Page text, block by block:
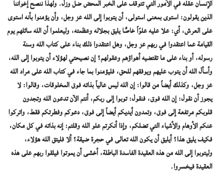
الإنسان عقله في الأمور التي تتوقف على الخبر المحض ضل وزل. ولهذا ننصح إخواننا
الذين يقولون: استوى بمعنى استولى، أن يتوبوا إلى الله عز وجل، وأن يؤمنوا بأنه استوى
على العرش، أي: علا عليه علوّاً خاصًّا يليق بجلاله وعظمته، وليعلموا أن الله سائلهم يوم
القيامة عما اعتقدوا في ربهم عز وجل، وهل اعتقدوا ذلك بناء على كتاب الله وسنة
رسوله، أو بناء على ما تقتضيه أهواؤهم وعقولهم؟ إن نصيحتي لهؤلاء أن يتوبوا إلى الله،
وأسأل الله أن يتوب عليهم ويوفقهم للحق، فليؤمنوا بما جاء في كتاب الله على مراد الله
عز وجل، وكذلك أيضاً من قالوا: إن الله ليس عالياً بذاته فوق المخلوقات، وقالوا: لا
يجوز أن نقول: إن الله فوق، فنقول: توبوا إلى ربكم، أنتم الآن تدعون الله وتجدون
قلوبكم مرتفعة إلى فوق، وتمدون أيديكم أيضاً إلى فوق، دعوكم وفطرتكم فقط، واتركوا
عنكم الأوهام والأشياء التي تضلكم، وإذا أنكرتم علو الله وقلتم: إنه بذاته في كل مكان،
فكيف يليق هذا؟ أيليق أن يكون الله تعالى في حجرة ضيقة؟ ألا فليتق الله هؤلاء،
وليتوبوا إلى الله من هذه العقيدة الفاسدة الباطلة، أخشى أن يموتوا فيلقوا ربهم على هذه
العقيدة فيخسروا.